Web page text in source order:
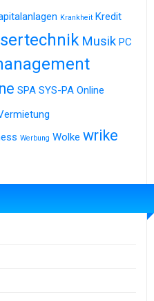
Krankheit Kredit
Musik PC
SPA SYS-PA Online
Werbung Wolke wrike